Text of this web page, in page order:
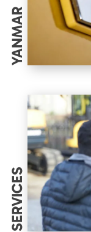
YANMAR
SERVICES